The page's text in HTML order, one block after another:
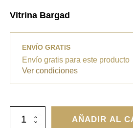
Vitrina Bargad
ENVÍO GRATIS
Envío gratis para este producto
Ver condiciones
Vitrina
Bargad
AÑADIR AL